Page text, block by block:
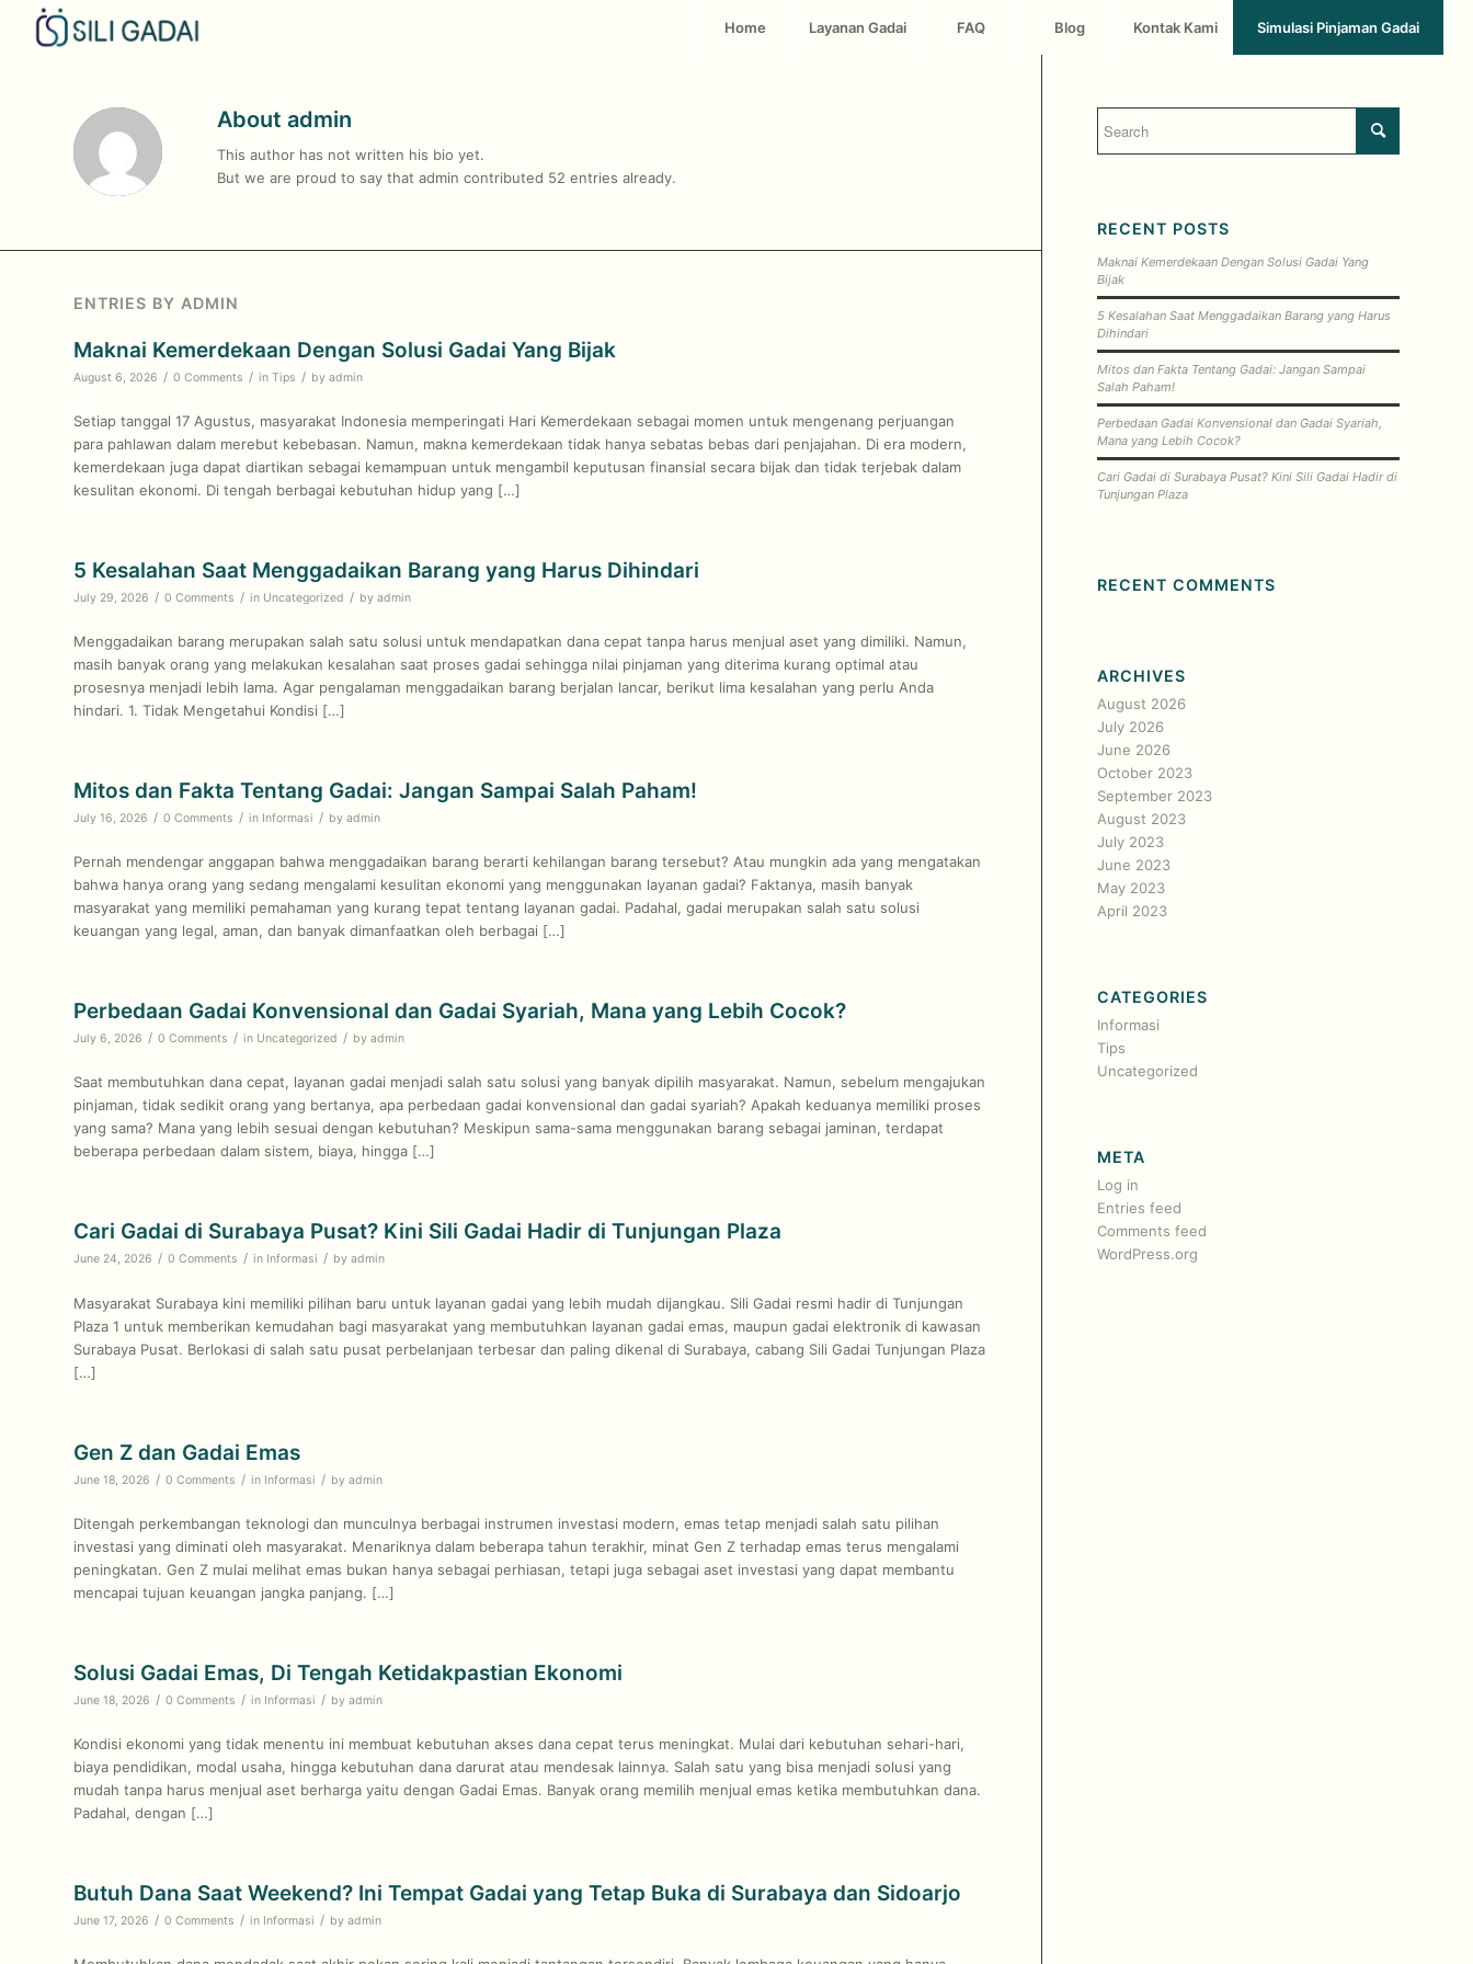
Home Layanan Gadai FAQ Blog Kontak Kami Simulasi Pinjaman Gadai
About admin
This author has not written his bio yet.
But we are proud to say that admin contributed 52 entries already.
ENTRIES BY ADMIN
Maknai Kemerdekaan Dengan Solusi Gadai Yang Bijak
August 6, 2026 / 0 Comments / in Tips / by admin
Setiap tanggal 17 Agustus, masyarakat Indonesia memperingati Hari Kemerdekaan sebagai momen untuk mengenang perjuangan
para pahlawan dalam merebut kebebasan. Namun, makna kemerdekaan tidak hanya sebatas bebas dari penjajahan. Di era modern,
kemerdekaan juga dapat diartikan sebagai kemampuan untuk mengambil keputusan finansial secara bijak dan tidak terjebak dalam
kesulitan ekonomi. Di tengah berbagai kebutuhan hidup yang […]
5 Kesalahan Saat Menggadaikan Barang yang Harus Dihindari
July 29, 2026 / 0 Comments / in Uncategorized / by admin
Menggadaikan barang merupakan salah satu solusi untuk mendapatkan dana cepat tanpa harus menjual aset yang dimiliki. Namun,
masih banyak orang yang melakukan kesalahan saat proses gadai sehingga nilai pinjaman yang diterima kurang optimal atau
prosesnya menjadi lebih lama. Agar pengalaman menggadaikan barang berjalan lancar, berikut lima kesalahan yang perlu Anda
hindari. 1. Tidak Mengetahui Kondisi […]
Mitos dan Fakta Tentang Gadai: Jangan Sampai Salah Paham!
July 16, 2026 / 0 Comments / in Informasi / by admin
Pernah mendengar anggapan bahwa menggadaikan barang berarti kehilangan barang tersebut? Atau mungkin ada yang mengatakan
bahwa hanya orang yang sedang mengalami kesulitan ekonomi yang menggunakan layanan gadai? Faktanya, masih banyak
masyarakat yang memiliki pemahaman yang kurang tepat tentang layanan gadai. Padahal, gadai merupakan salah satu solusi
keuangan yang legal, aman, dan banyak dimanfaatkan oleh berbagai […]
Perbedaan Gadai Konvensional dan Gadai Syariah, Mana yang Lebih Cocok?
July 6, 2026 / 0 Comments / in Uncategorized / by admin
Saat membutuhkan dana cepat, layanan gadai menjadi salah satu solusi yang banyak dipilih masyarakat. Namun, sebelum mengajukan
pinjaman, tidak sedikit orang yang bertanya, apa perbedaan gadai konvensional dan gadai syariah? Apakah keduanya memiliki proses
yang sama? Mana yang lebih sesuai dengan kebutuhan? Meskipun sama-sama menggunakan barang sebagai jaminan, terdapat
beberapa perbedaan dalam sistem, biaya, hingga […]
Cari Gadai di Surabaya Pusat? Kini Sili Gadai Hadir di Tunjungan Plaza
June 24, 2026 / 0 Comments / in Informasi / by admin
Masyarakat Surabaya kini memiliki pilihan baru untuk layanan gadai yang lebih mudah dijangkau. Sili Gadai resmi hadir di Tunjungan
Plaza 1 untuk memberikan kemudahan bagi masyarakat yang membutuhkan layanan gadai emas, maupun gadai elektronik di kawasan
Surabaya Pusat. Berlokasi di salah satu pusat perbelanjaan terbesar dan paling dikenal di Surabaya, cabang Sili Gadai Tunjungan Plaza
[…]
Gen Z dan Gadai Emas
June 18, 2026 / 0 Comments / in Informasi / by admin
Ditengah perkembangan teknologi dan munculnya berbagai instrumen investasi modern, emas tetap menjadi salah satu pilihan
investasi yang diminati oleh masyarakat. Menariknya dalam beberapa tahun terakhir, minat Gen Z terhadap emas terus mengalami
peningkatan. Gen Z mulai melihat emas bukan hanya sebagai perhiasan, tetapi juga sebagai aset investasi yang dapat membantu
mencapai tujuan keuangan jangka panjang. […]
Solusi Gadai Emas, Di Tengah Ketidakpastian Ekonomi
June 18, 2026 / 0 Comments / in Informasi / by admin
Kondisi ekonomi yang tidak menentu ini membuat kebutuhan akses dana cepat terus meningkat. Mulai dari kebutuhan sehari-hari,
biaya pendidikan, modal usaha, hingga kebutuhan dana darurat atau mendesak lainnya. Salah satu yang bisa menjadi solusi yang
mudah tanpa harus menjual aset berharga yaitu dengan Gadai Emas. Banyak orang memilih menjual emas ketika membutuhkan dana.
Padahal, dengan […]
Butuh Dana Saat Weekend? Ini Tempat Gadai yang Tetap Buka di Surabaya dan Sidoarjo
June 17, 2026 / 0 Comments / in Informasi / by admin
RECENT POSTS
Maknai Kemerdekaan Dengan Solusi Gadai Yang
Bijak
5 Kesalahan Saat Menggadaikan Barang yang Harus
Dihindari
Mitos dan Fakta Tentang Gadai: Jangan Sampai
Salah Paham!
Perbedaan Gadai Konvensional dan Gadai Syariah,
Mana yang Lebih Cocok?
Cari Gadai di Surabaya Pusat? Kini Sili Gadai Hadir di
Tunjungan Plaza
RECENT COMMENTS
ARCHIVES
August 2026
July 2026
June 2026
October 2023
September 2023
August 2023
July 2023
June 2023
May 2023
April 2023
CATEGORIES
Informasi
Tips
Uncategorized
META
Log in
Entries feed
Comments feed
WordPress.org